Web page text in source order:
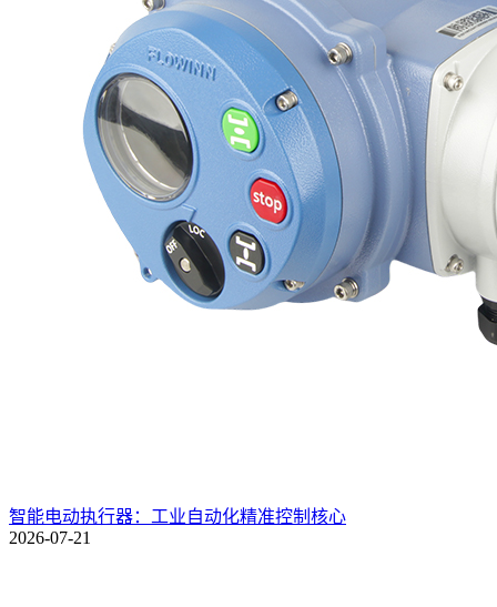
智能电动执行器：工业自动化精准控制核心
2026-07-21